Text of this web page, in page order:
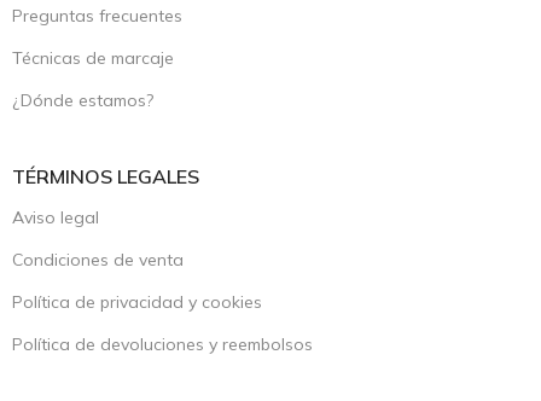
Preguntas frecuentes
Técnicas de marcaje
¿Dónde estamos?
TÉRMINOS LEGALES
Aviso legal
Condiciones de venta
Política de privacidad y cookies
Política de devoluciones y reembolsos